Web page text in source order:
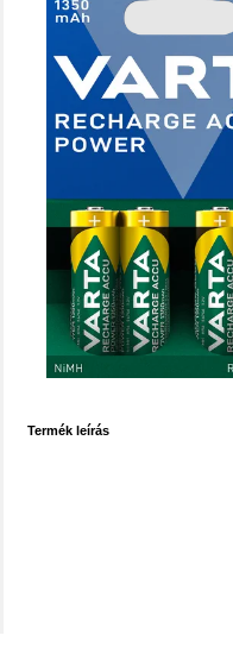
Termék leírás